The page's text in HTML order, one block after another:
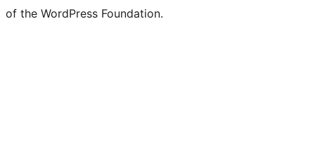
of the WordPress Foundation.